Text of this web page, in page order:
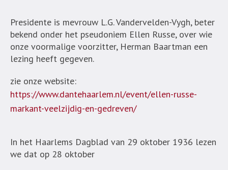
Presidente is mevrouw L.G. Vandervelden-Vygh, beter
bekend onder het pseudoniem Ellen Russe, over wie
onze voormalige voorzitter, Herman Baartman een
lezing heeft gegeven.
zie onze website:
https://www.dantehaarlem.nl/event/ellen-russe-
markant-veelzijdig-en-gedreven/
In het Haarlems Dagblad van 29 oktober 1936 lezen
we dat op 28 oktober